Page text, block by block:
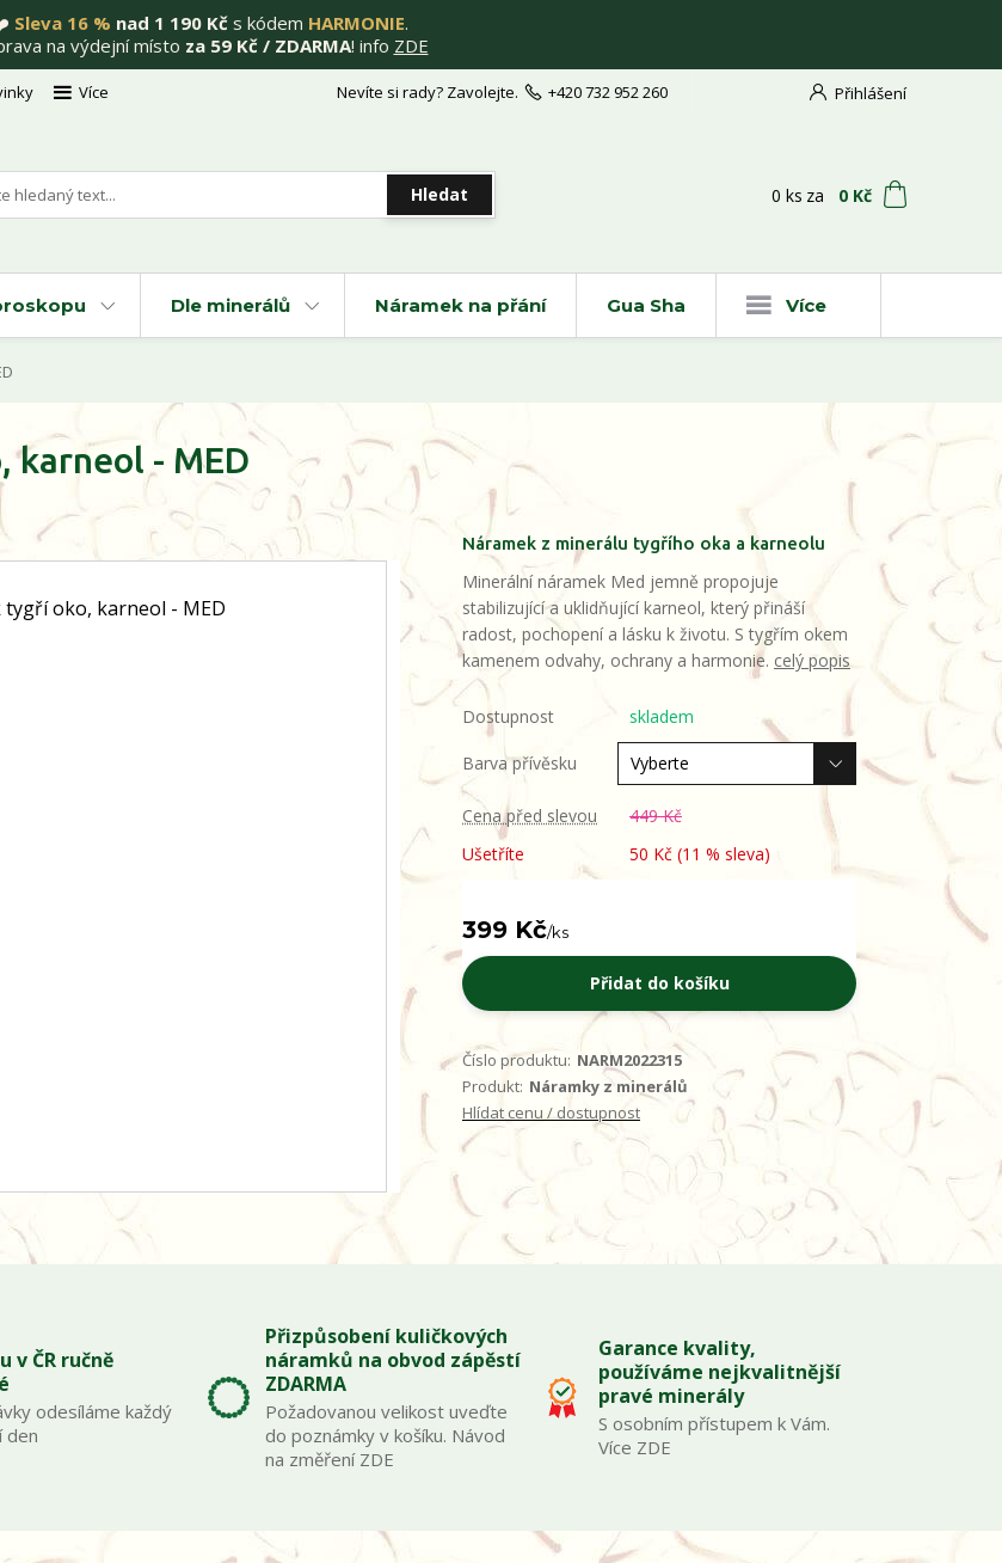
Sleva 16 % nad 1 190 Kčs kódem HARMONIE.
na výdejní místo za 59 Kč / ZDARMA! info ZDE
Více Přihlášení
Hledat
Nevíte si rady? Zavolejte. +420 732 952 260
0 ks za 0 Kč
Dle minerálů Náramek na přání Gua Sha Více
karneol - MED
Náramek z minerálu tygřího oka a karneolu
Minerální náramek Med jemně propojuje
stabilizující a uklidňující karneol, který přináší
radost, pochopení a lásku k životu. S tygřím okem
kamenem odvahy, ochrany a harmonie. celý popis
Dostupnost skladem
Barva přívěsku
Cena před slevou
449 Kč
Ušetříte
50 Kč (11 % sleva)
399 Kč/ks
Přidat do košíku
Číslo produktu: NARM2022315
Produkt: Náramky z minerálů
Hlídat cenu / dostupnost
v ČR ručně
odesíláme každý
den
Přizpůsobení kuličkových
náramků na obvod zápěstí
ZDARMA
Požadovanou velikost uveďte
do poznámky v košíku. Návod
na změření ZDE
Garance kvality,
používáme nejkvalitnější
pravé minerály
S osobním přístupem k Vám.
Více ZDE